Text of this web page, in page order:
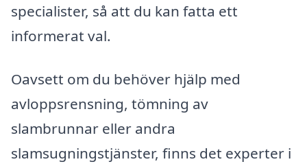
specialister, så att du kan fatta ett
informerat val.
Oavsett om du behöver hjälp med
avloppsrensning, tömning av
slambrunnar eller andra
slamsugningstjänster, finns det experter i